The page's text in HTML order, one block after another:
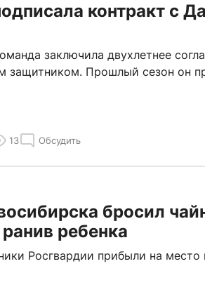
контракт с
заключила двухлетнее
защитником. Прошлый сезон он
13 Обсудить
бросил
ребенка
Росгвардии прибыли на место